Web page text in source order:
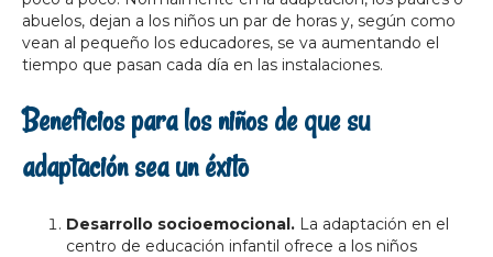
abuelos, dejan a los niños un par de horas y, según como
vean al pequeño los educadores, se va aumentando el
tiempo que pasan cada día en las instalaciones.
Beneficios para los niños de que su
adaptación sea un éxito
Desarrollo socioemocional. La adaptación en el
centro de educación infantil ofrece a los niños